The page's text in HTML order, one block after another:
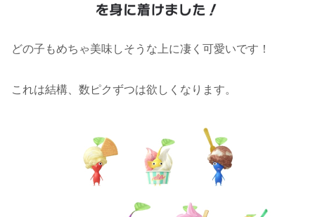
どの子もめちゃ美味しそうな上に凄く可愛いです！
これは結構、数ピクずつは欲しくなります。